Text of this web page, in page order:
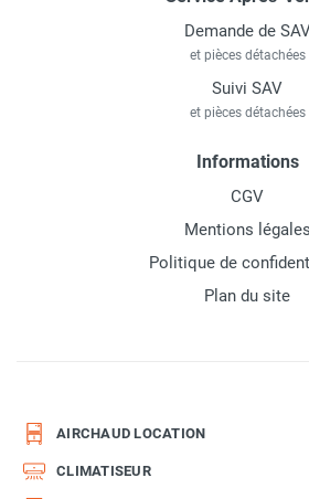
Demande de
et pièces détachées
Suivi SAV
et pièces détachées
Informations
CGV
Mentions légales
Politique de
Plan du site
AIRCHAUD LOCATION
CLIMATISEUR